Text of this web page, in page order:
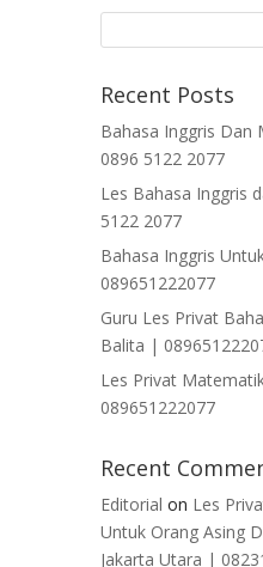
Recent Posts
Bahasa Inggris Dan
0896 5122 2077
Les Bahasa Inggris
5122 2077
Bahasa Inggris
089651222077
Guru Les Privat
Balita |
Les Privat
089651222077
Recent
Editorial on Les
Untuk Orang Asing
Jakarta Utara |